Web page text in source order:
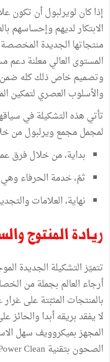
إذاكان لويرلبولأن تكون
الابتكارلديهموإحساسهم
منتجاتها الجديدة المخصصة
المستوى العاليمعلنةدعم
وتصميمخاصذلككله ضمن
والأسلوب العصري لتمكين
تأتي هذه التشكيلةفي
لمجملمجمعويرلبولمن
بداية،منخلالفرق
ثمّ،خدمة الحرفاءوهي
نهاية،العلامات
ريادة المنتوج
تتميّزالتشكيلة الجديدة
أرجاء العالم بجملةمن
بالمنتجات المثبّتةعلىغرار
لايفقدبريقهأبداوالحائز
المجهزبميكروويف سهل
الصحون بتقنية Clean